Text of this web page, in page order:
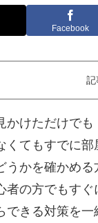
Facebook
記
かけただけで
くてもすでに
うかを確かめ
者の方でもす
きる対策を一